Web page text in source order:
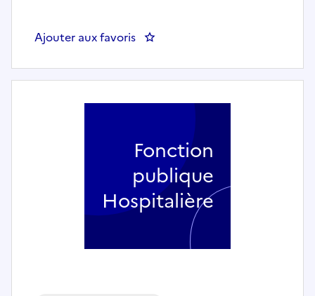
Ajouter aux favoris : INFIRMIER.E DE
Fonction
publique
Hospitalière